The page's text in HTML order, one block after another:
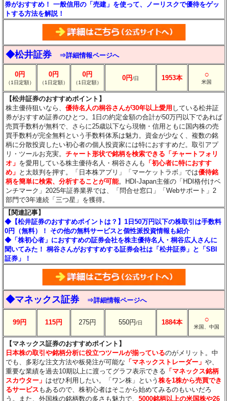
券がおすすめ！ 一般信用の「売建」を使って、ノーリスクで優待をゲッ
トする方法を解説！
◆松井証券 ⇒詳細情報ページへ
0円
（1日定額）
0円
（1日定額）
0円
（1日定額）
0円/日 1953本 ○
米国
【松井証券のおすすめポイント】
株主優待狙いなら、優待名人の桐谷さんが30年以上愛用 している松井証
券がおすすめ証券のひとつ。1日の約定金額の合計が50万円以下であれば
売買手数料が無料で、さらに25歳以下なら現物・信用ともに国内株の売
買手数料が完全無料という手数料体系は魅力。資金が少なく、複数の銘
柄に分散投資したい初心者の個人投資家には特におすすめだ。取引アプ
リ・ツールお充実。チャート形状で銘柄を検索できる「チャートフォリ
オ」 を愛用している株主優待名人・桐谷さんも 「初心者に特におすす
め」 と太鼓判を押す。「日本株アプリ」「マーケットラボ」では優待銘
柄を簡単に検索、分析することが可能。HDI-Japan主催の「HDI格付けベ
ンチマーク」2025年証券業界では、「問合せ窓口」「Webサポート」2
部門で3年連続「三つ星」を獲得。
【関連記事】
◆【松井証券のおすすめポイントは？】1日50万円以下の株取引は手数料
0円（無料）！ その他の無料サービスと個性派投資情報も紹介
◆「株初心者」におすすめの証券会社を株主優待名人・桐谷広人さんに
聞いてみた！ 桐谷さんがおすすめする証券会社は「松井証券」と「SBI
証券」！
◆マネックス証券 ⇒詳細情報ページへ
99円 115円 275円 550円/日 1884本 ○
米国、中国
【マネックス証券のおすすめポイント】
日本株の取引や銘柄分析に役立つツールが揃っているのがメリット。中
でも、多彩な注文方法や板発注が可能な 「マネックストレーダー」や、
重要な業績を過去10期以上に渡ってグラフ表示できる 「マネックス銘柄
スカウター」 はぜひ利用したい。「ワン株」という株を1株から売買でき
るサービス もあるので、株初心者はそこから始めてみるのもいいだろ
う。また、外国株の銘柄数の多さも魅力で、5000銘柄以上の米国株や26